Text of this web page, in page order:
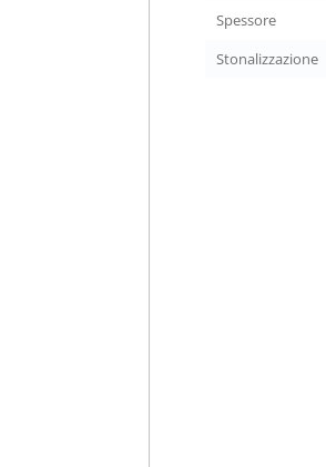
Spessore
Stonalizzazione